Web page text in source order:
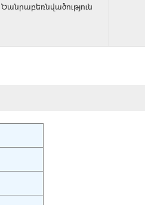
Ծանրաբեռնվածություն